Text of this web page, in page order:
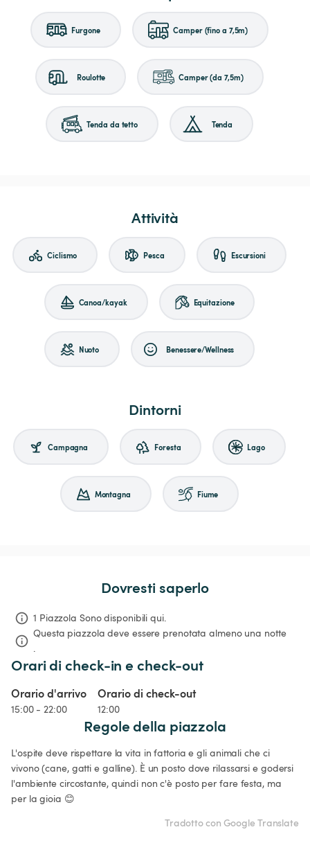
Furgone Camper (fino a 7,5m)
Roulotte Camper (da 7,5m)
Tenda da tetto Tenda
Attività
Ciclismo Pesca Escursioni
Canoa/kayak Equitazione
Nuoto Benessere/Wellness
Dintorni
Campagna Foresta Lago
Montagna Fiume
Dovresti saperlo
1 Piazzola Sono disponibili qui.
Questa piazzola deve essere prenotata almeno una notte
.
Orari di check-in e check-out
Orario d'arrivo
15:00 - 22:00
Orario di check-out
12:00
Regole della piazzola
L'ospite deve rispettare la vita in fattoria e gli animali che ci
vivono (cane, gatti e galline). È un posto dove rilassarsi e godersi
l'ambiente circostante, quindi non c'è posto per fare festa, ma
per la gioia 😊
Tradotto con Google Translate